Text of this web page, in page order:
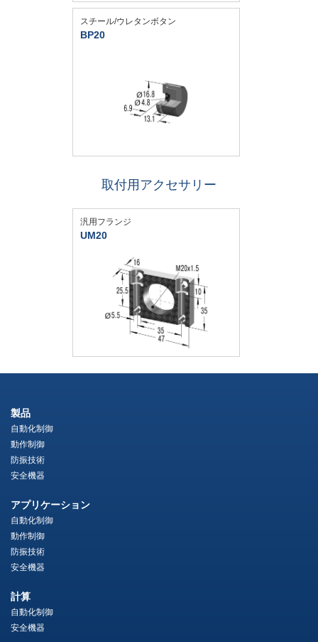
スチール/ウレタンボタン
BP20
取付用アクセサリー
汎用フランジ
UM20
製品
自動化制御
動作制御
防振技術
安全機器
アプリケーション
自動化制御
動作制御
防振技術
安全機器
計算
自動化制御
安全機器